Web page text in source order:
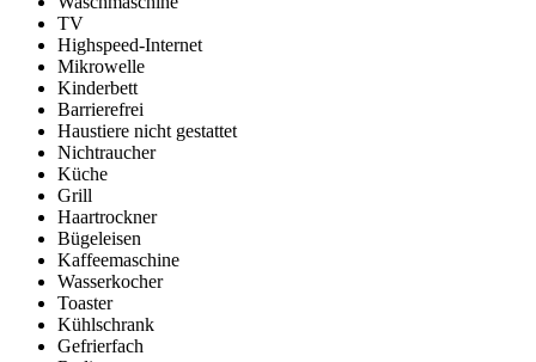
TV
Highspeed-Internet
Mikrowelle
Kinderbett
Barrierefrei
Haustiere nicht gestattet
Nichtraucher
Küche
Grill
Haartrockner
Bügeleisen
Kaffeemaschine
Wasserkocher
Toaster
Kühlschrank
Gefrierfach